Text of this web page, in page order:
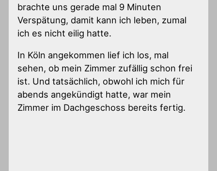
brachte uns gerade mal 9 Minuten
Verspätung, damit kann ich leben, zumal
ich es nicht eilig hatte.
In Köln angekommen lief ich los, mal
sehen, ob mein Zimmer zufällig schon frei
ist. Und tatsächlich, obwohl ich mich für
abends angekündigt hatte, war mein
Zimmer im Dachgeschoss bereits fertig.